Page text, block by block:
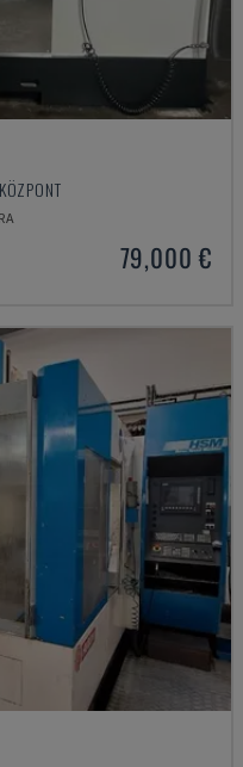
79,000 €